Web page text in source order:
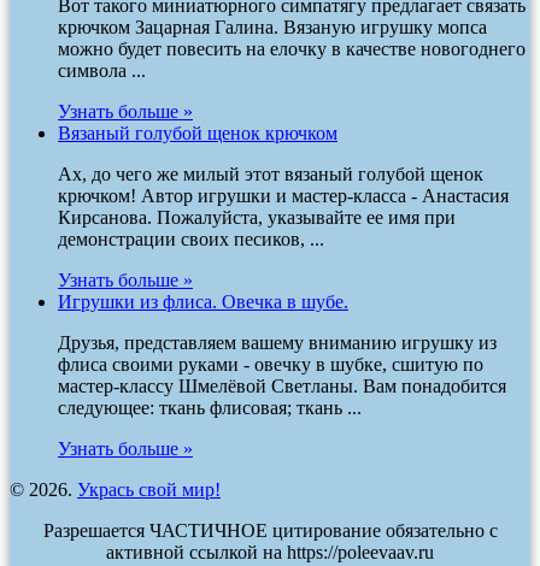
Вот такого миниатюрного симпатягу предлагает связать
крючком Зацарная Галина. Вязаную игрушку мопса
можно будет повесить на елочку в качестве новогоднего
символа ...
Узнать больше »
Вязаный голубой щенок крючком
Ах, до чего же милый этот вязаный голубой щенок
крючком! Автор игрушки и мастер-класса - Анастасия
Кирсанова. Пожалуйста, указывайте ее имя при
демонстрации своих песиков, ...
Узнать больше »
Игрушки из флиса. Овечка в шубе.
Друзья, представляем вашему вниманию игрушку из
флиса своими руками - овечку в шубке, сшитую по
мастер-классу Шмелёвой Светланы. Вам понадобится
следующее: ткань флисовая; ткань ...
Узнать больше »
© 2026. Укрась свой мир!
Разрешается ЧАСТИЧНОЕ цитирование обязательно с
активной ссылкой на https://poleevaav.ru